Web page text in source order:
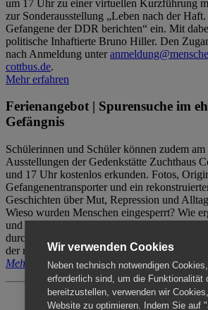
um 17 Uhr zu einer virtuellen Kurzführung
zur Sonderausstellung „Leben nach der
Gefangene der DDR berichten“ ein. Mit
politische Inhaftierte Bruno Hiller. Den
nach Anmeldung unter
cottbus.de.
Mehr erfahren
Ferienangebot | Spurensuche im
Gefängnis
Schülerinnen und Schüler können zudem
Ausstellungen der Gedenkstätte Zuchthaus
und 17 Uhr kostenlos erkunden. Fotos,
Gefangenentransporter und ein
Geschichten über Mut, Repression und
Wieso wurden Menschen eingesperrt? Wie
und nach der Haft? Der Besuch erfolgt
durch das Menschenrechtszentrum Cottbus.
der reguläre Eintritt (8€ / ermäßigt 5€).
Mehr erfahren
Wir verwenden Cookies
Neben technisch notwendigen
erforderlich sind, um die Funktionalität
bereitzustellen, verwenden wir
Website zu optimieren. Indem Sie auf